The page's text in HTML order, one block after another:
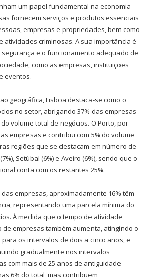
um papel fundamental na economia
fornecem serviços e produtos essenciais
empresas e propriedades, bem como
atividades criminosas. A sua importância é
e o funcionamento adequado de
como as empresas, instituições
eventos.
geográfica, Lisboa destaca-se como o
no setor, abrigando 37% das empresas
volume total de negócios. O Porto, por
empresas e contribui com 5% do volume
regiões que se destacam em número de
Setúbal (6%) e Aveiro (6%), sendo que o
conta com os restantes 25%.
empresas, aproximadamente 16% têm
representando uma parcela mínima do
À medida que o tempo de atividade
de empresas também aumenta, atingindo o
os intervalos de dois a cinco anos, e
gradualmente nos intervalos
com mais de 25 anos de antiguidade